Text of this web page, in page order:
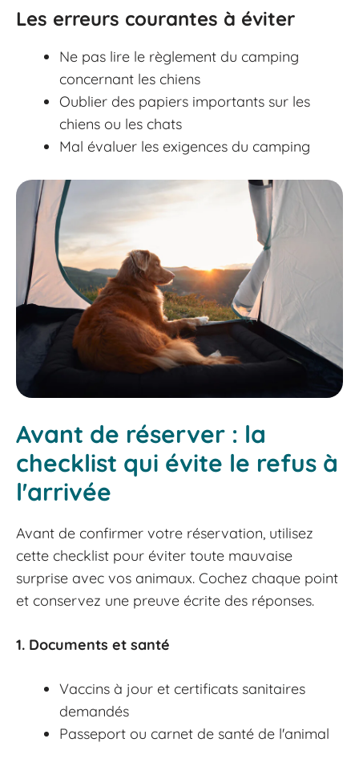
Les erreurs courantes à éviter
Ne pas lire le règlement du camping
concernant les chiens
Oublier des papiers importants sur les
chiens ou les chats
Mal évaluer les exigences du camping
Avant de réserver : la
checklist qui évite le refus à
l'arrivée
Avant de confirmer votre réservation, utilisez
cette checklist pour éviter toute mauvaise
surprise avec vos animaux. Cochez chaque point
et conservez une preuve écrite des réponses.
1. Documents et santé
Vaccins à jour et certificats sanitaires
demandés
Passeport ou carnet de santé de l'animal